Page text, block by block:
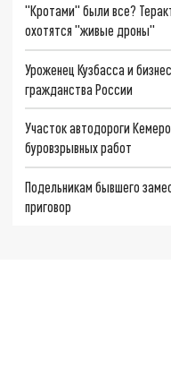
"Кротами" были все?
охотятся "живые дроны"
Уроженец Кузбасса и
гражданства России
Участок автодороги
буровзрывных работ
Подельникам бывшего
приговор